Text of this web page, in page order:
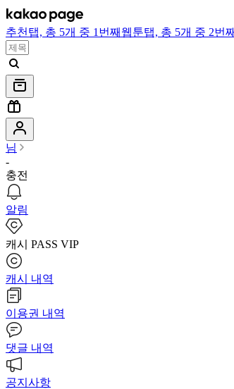
추천 탭, 총 5개 중 1번째 웹툰탭, 총 5개 중 2번째
님
-
충전
알림
캐시 PASS VIP
캐시 내역
이용권 내역
댓글 내역
공지사항